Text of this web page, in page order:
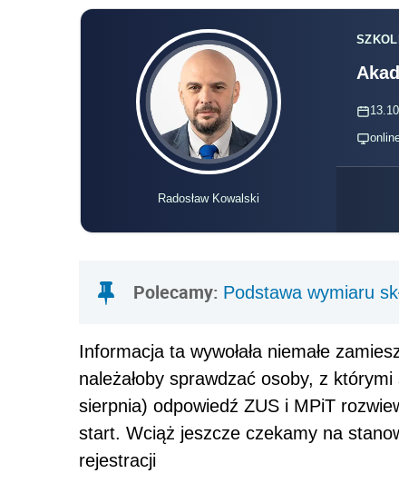
Radosław Kowalski
Polecamy: Podstawa wymiaru
Informacja ta wywołała niemałe
należałoby sprawdzać osoby, z
sierpnia) odpowiedź ZUS i MPiT
start. Wciąż jeszcze czekamy na
rejestracji